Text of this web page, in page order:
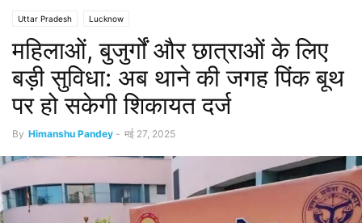
Uttar Pradesh Lucknow
महिलाओं, बुजुर्गों और छात्राओं के लिए
बड़ी सुविधा: अब थाने की जगह पिंक बूथ
पर हो सकेगी शिकायत दर्ज
By Himanshu Pandey - मई 27, 2025